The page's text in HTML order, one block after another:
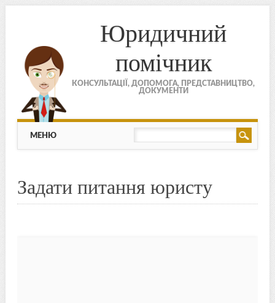
Юридичний
помічник
КОНСУЛЬТАЦІЇ, ДОПОМОГА, ПРЕДСТАВНИЦТВО,
ДОКУМЕНТИ
МЕНЮ
Skip to content
МЕНЮ
Задати питання юристу